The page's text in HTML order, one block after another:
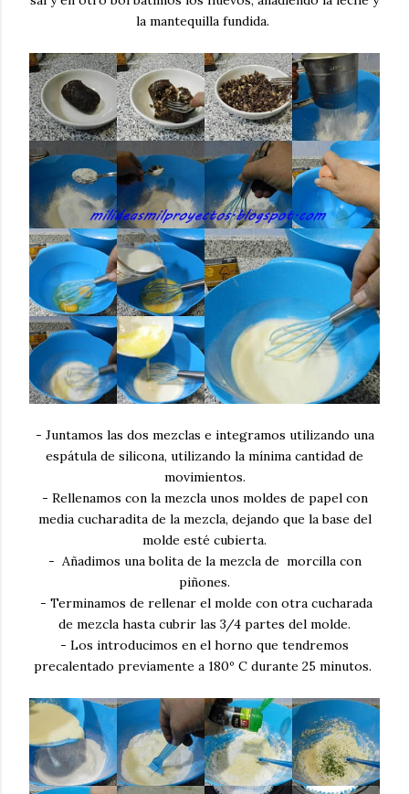
la mantequilla fundida.
- Juntamos las dos mezclas e integramos utilizando una
espátula de silicona, utilizando la mínima cantidad de
movimientos.
- Rellenamos con la mezcla unos moldes de papel con
media cucharadita de la mezcla, dejando que la base del
molde esté cubierta.
- Añadimos una bolita de la mezcla de morcilla con
piñones.
- Terminamos de rellenar el molde con otra cucharada
de mezcla hasta cubrir las 3/4 partes del molde.
- Los introducimos en el horno que tendremos
precalentado previamente a 180º C durante 25 minutos.